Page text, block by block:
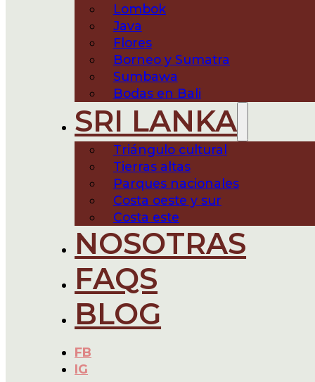
Lombok
Java
Flores
Borneo y Sumatra
Sumbawa
Bodas en Bali
SRI LANKA
Triángulo cultural
Tierras altas
Parques nacionales
Costa oeste y sur
Costa este
NOSOTRAS
FAQS
BLOG
FB
IG